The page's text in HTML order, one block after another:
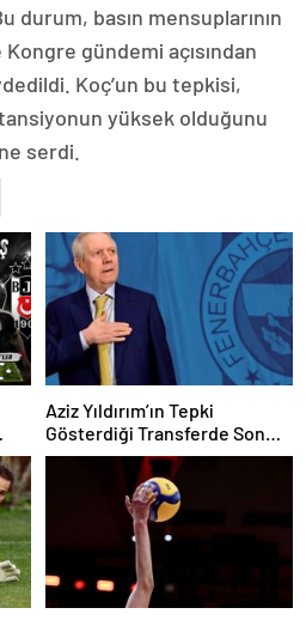
durum, basın mensuplarının
gündemi açısından
Koç’un bu tepkisi,
yüksek olduğunu
serdi.
Aziz Yıldırım’ın Tepki
Gösterdiği Transferde Son
Durum! Oyuncunun Geleceği